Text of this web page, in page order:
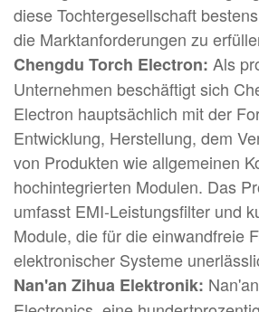
diese Tochtergesellschaft
die Marktanforderungen zu
Chengdu Torch Electron: Als
Unternehmen beschäftigt sich
Electron hauptsächlich mit der
Entwicklung, Herstellung, dem
von Produkten wie allgemeinen
hochintegrierten Modulen. Das
umfasst EMI-Leistungsfilter und
Module, die für die einwandfreie
elektronischer Systeme
Nan'an Zihua Elektronik: